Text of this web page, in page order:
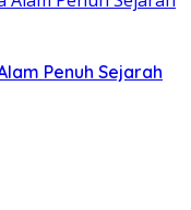
Penuh Sejarah